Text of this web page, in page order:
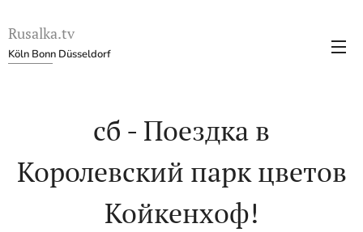
Rusalka.tv
Köln Bonn Düsseldorf
сб - Поездка в
Королевский парк цветов
Койкенхоф!